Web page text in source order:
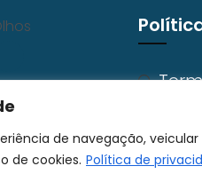
de navegação,
de cookies. Política de